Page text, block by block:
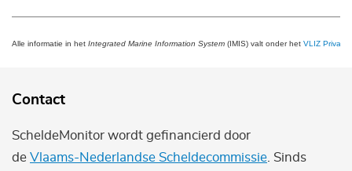
Alle informatie in het Integrated Marine Information System (IMIS) valt onder het VLIZ Privacy
Contact
ScheldeMonitor wordt gefinancierd door
de Vlaams-Nederlandse Scheldecommissie . Sinds